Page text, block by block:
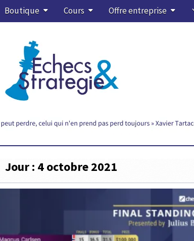
Boutique Cours Offre entreprise
Jour : 4 octobre 2021